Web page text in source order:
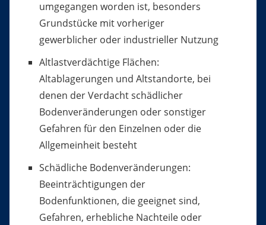
umgegangen worden ist, besonders
Grundstücke mit vorheriger
gewerblicher oder industrieller Nutzung
Altlastverdächtige Flächen:
Altablagerungen und Altstandorte, bei
denen der Verdacht schädlicher
Bodenveränderungen oder sonstiger
Gefahren für den Einzelnen oder die
Allgemeinheit besteht
Schädliche Bodenveränderungen:
Beeinträchtigungen der
Bodenfunktionen, die geeignet sind,
Gefahren, erhebliche Nachteile oder